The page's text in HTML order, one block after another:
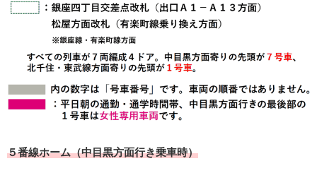
５番線ホーム（中目黒方面行き乗車時）